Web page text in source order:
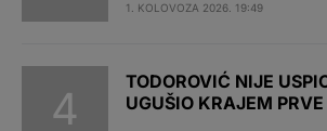
1. KOLOVOZA 2026. 19:49
TODOROVIĆ NIJE
UGUŠIO KRAJEM